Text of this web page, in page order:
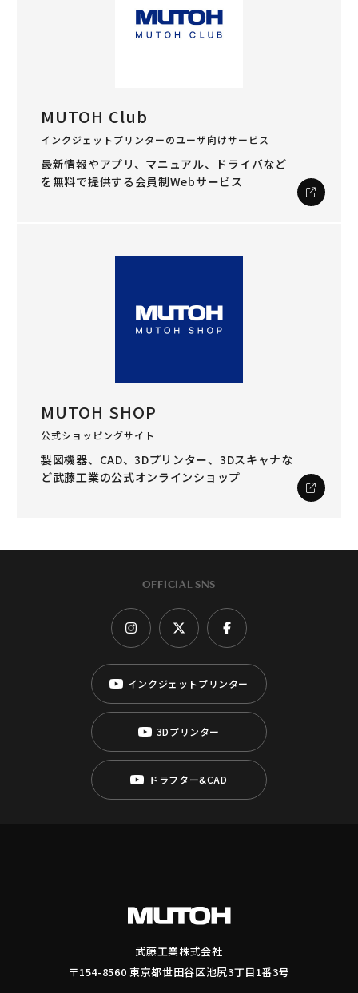
MUTOH Club
インクジェットプリンターのユーザ向けサービス
最新情報やアプリ、マニュアル、ドライバなど
を無料で提供する会員制Webサービス
MUTOH SHOP
公式ショッピングサイト
製図機器、CAD、3Dプリンター、3Dスキャナな
ど武藤工業の公式オンラインショップ
OFFICIAL SNS
インクジェットプリンター
3Dプリンター
ドラフター&CAD
武藤工業株式会社
〒154-8560 東京都世田谷区池尻3丁目1番3号